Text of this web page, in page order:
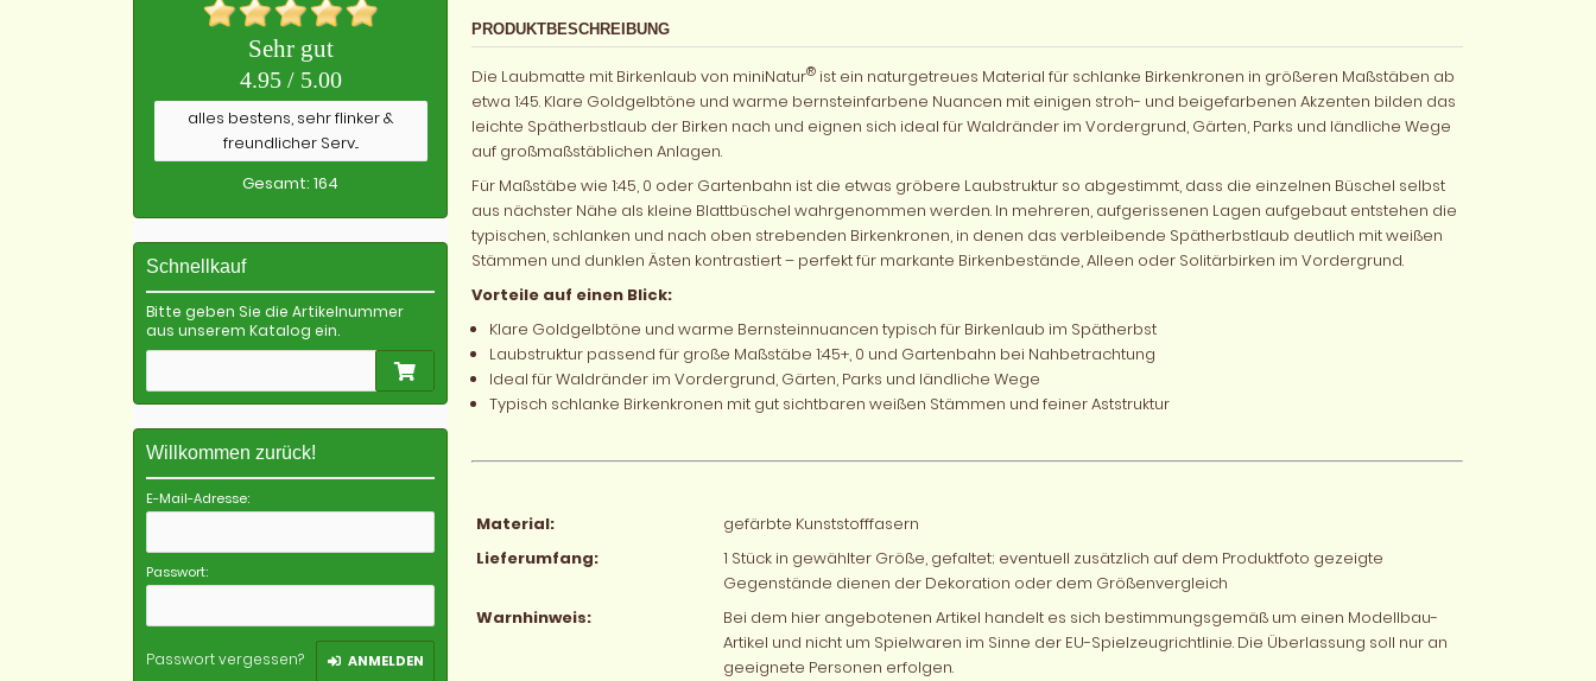
PRODUKTBESCHREIBUNG
Die Laubmatte mit Birkenlaub von miniNatur® ist ein naturgetreues Material für schlanke Birkenkronen in größeren Maßstäben ab
etwa 1:45. Klare Goldgelbtöne und warme bernsteinfarbene Nuancen mit einigen stroh- und beigefarbenen Akzenten bilden das
leichte Spätherbstlaub der Birken nach und eignen sich ideal für Waldränder im Vordergrund, Gärten, Parks und ländliche Wege
auf großmaßstäblichen Anlagen.
Für Maßstäbe wie 1:45, 0 oder Gartenbahn ist die etwas gröbere Laubstruktur so abgestimmt, dass die einzelnen Büschel selbst
aus nächster Nähe als kleine Blattbüschel wahrgenommen werden. In mehreren, aufgerissenen Lagen aufgebaut entstehen die
typischen, schlanken und nach oben strebenden Birkenkronen, in denen das verbleibende Spätherbstlaub deutlich mit weißen
Stämmen und dunklen Ästen kontrastiert – perfekt für markante Birkenbestände, Alleen oder Solitärbirken im Vordergrund.
Vorteile auf einen Blick:
Klare Goldgelbtöne und warme Bernsteinnuancen typisch für Birkenlaub im Spätherbst
Laubstruktur passend für große Maßstäbe 1:45+, 0 und Gartenbahn bei Nahbetrachtung
Ideal für Waldränder im Vordergrund, Gärten, Parks und ländliche Wege
Typisch schlanke Birkenkronen mit gut sichtbaren weißen Stämmen und feiner Aststruktur
Material:
gefärbte Kunststofffasern
Lieferumfang:
1 Stück in gewählter Größe, gefaltet; eventuell zusätzlich auf dem Produktfoto gezeigte
Gegenstände dienen der Dekoration oder dem Größenvergleich
Warnhinweis:
Bei dem hier angebotenen Artikel handelt es sich bestimmungsgemäß um einen Modellbau-
Artikel und nicht um Spielwaren im Sinne der EU-Spielzeugrichtlinie. Die Überlassung soll nur an
geeignete Personen erfolgen.
Sehr gut
4.95 / 5.00
alles bestens, sehr flinker &
freundlicher Serv...
Gesamt: 164
Schnellkauf
Bitte geben Sie die Artikelnummer
aus unserem Katalog ein.
Willkommen zurück!
E-Mail-Adresse:
Passwort:
Passwort vergessen? ANMELDEN